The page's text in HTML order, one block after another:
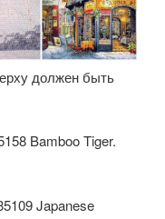
должен быть
Bamboo Tiger.
Japanese